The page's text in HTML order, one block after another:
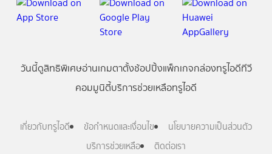
วันนี้ดูสิทธิพิเศษอ่านเกมตาตั้งช้อปปิ้งแพ็กเกจกล่องทรูไอดีทีวี
คอมมูนิตี้บริการช่วยเหลือทรูไอดี
เกี่ยวกับทรูไอดี ข้อกำหนดและเงื่อนไข
นโยบายความเป็นส่วนตัว
บริการช่วยเหลือ
ติดต่อเรา